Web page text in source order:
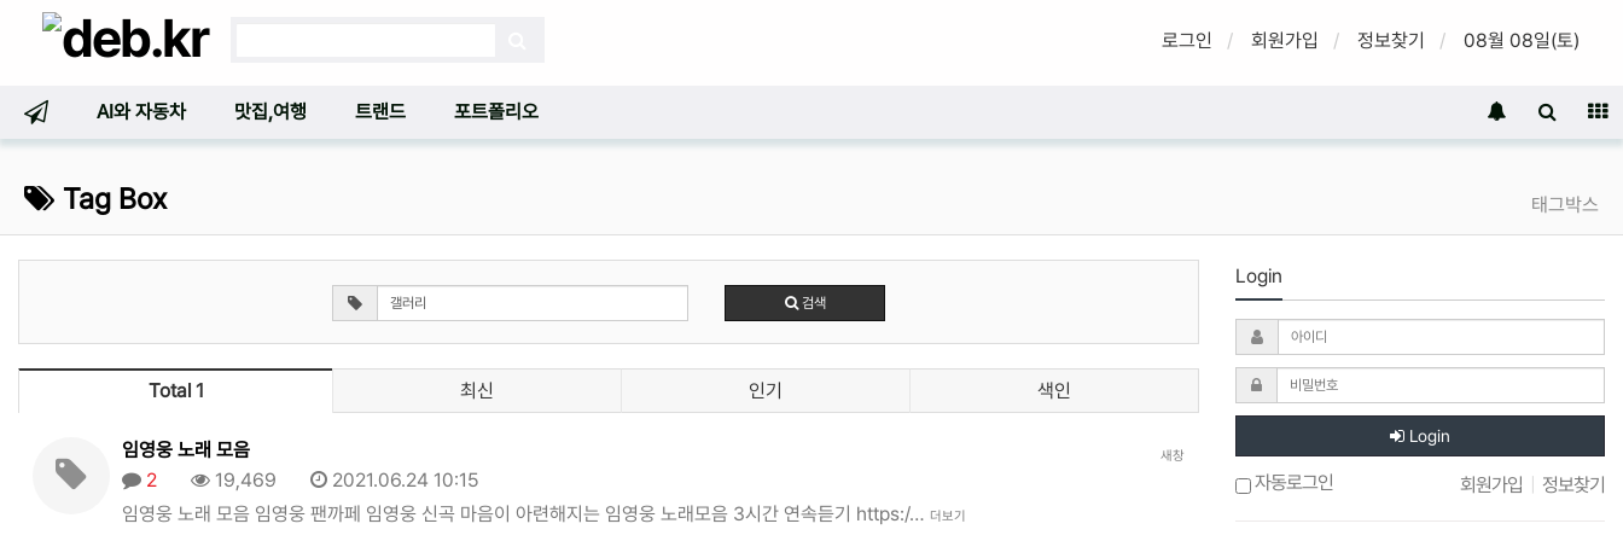
로그인 회원가입 정보찾기 08월 08일(토)
AI와 자동차 맛집,여행 트랜드 포트폴리오
Tag Box 태그박스
검색
Total 1 최신 인기 색인
새창
임영웅 노래 모음
2
19,469
2021.06.24 10:15
임영웅 노래 모음 임영웅 팬까페 임영웅 신곡 마음이 아련해지는 임영웅 노래모음 3시간 연속듣기 https:/… 더보기
Login
Login
자동로그인 회원가입 정보찾기